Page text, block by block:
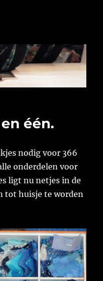
één.
nodig voor 366
onderdelen voor
ligt nu netjes in de
tot huisje te worden